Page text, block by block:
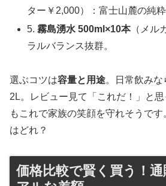
ター￥2,000）：富士山麓の純粋
5.霧島湧水 500ml×10本（メル
ラルバランス抜群。
選ぶコツは容量と用途。日常飲み
2L。レビュー見て「これだ！」と
もこれで家族の笑顔を守れそうで
はどれ？
価格比較で賢く買う！